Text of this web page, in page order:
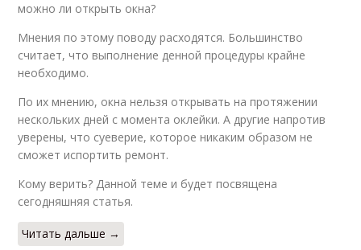
можно ли открыть окна?
Мнения по этому поводу расходятся. Большинство
считает, что выполнение денной процедуры крайне
необходимо.
По их мнению, окна нельзя открывать на протяжении
нескольких дней с момента оклейки. А другие напротив
уверены, что суеверие, которое никаким образом не
сможет испортить ремонт.
Кому верить? Данной теме и будет посвящена
сегодняшняя статья.
Читать дальше →